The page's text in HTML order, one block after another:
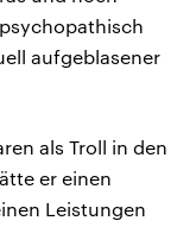
aufgeblasener
als Troll in den
er einen
Leistungen